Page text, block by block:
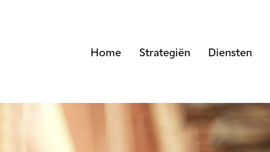
Home Strategiën Diensten